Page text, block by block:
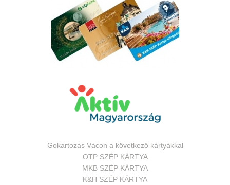
Gokartozás Vácon a következő kártyákkal
OTP SZÉP KÁRTYA
MKB SZÉP KÁRTYA
K&H SZÉP KÁRTYA